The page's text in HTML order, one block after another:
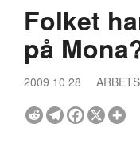
Folket
på
2009 10 28